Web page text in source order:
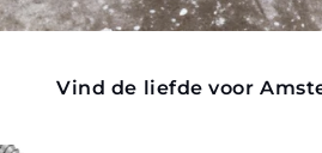
Vind de liefde voor